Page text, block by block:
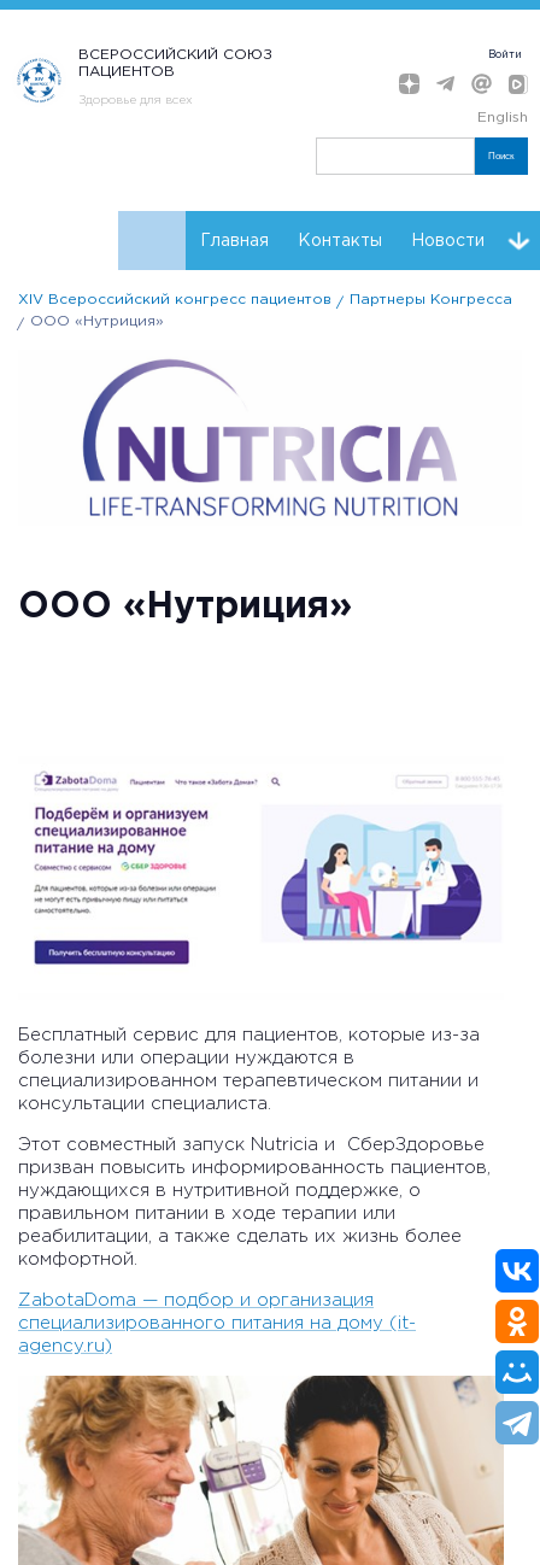
ВСЕРОССИЙСКИЙ СОЮЗ
ПАЦИЕНТОВ
Здоровье для всех
Войти
English
Поиск
Главная Контакты Новости
Расписание Мнения Партнеры Конгресса
XIV Всероссийский конгресс пациентов
Партнеры Конгресса
ООО «Нутриция»
ООО «Нутриция»
Бесплатный сервис для пациентов, которые из-за
болезни или операции нуждаются в
специализированном терапевтическом питании и
консультации специалиста.
Этот совместный запуск Nutricia и СберЗдоровье
призван повысить информированность пациентов,
нуждающихся в нутритивной поддержке, о
правильном питании в ходе терапии или
реабилитации, а также сделать их жизнь более
комфортной.
ZabotaDoma — подбор и организация
специализированного питания на дому (it-
agency.ru)